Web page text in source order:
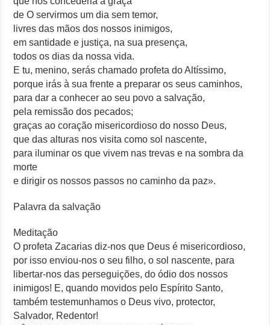
de O servirmos um dia sem temor,
livres das mãos dos nossos inimigos,
em santidade e justiça, na sua presença,
todos os dias da nossa vida.
E tu, menino, serás chamado profeta do Altíssimo,
porque irás à sua frente a preparar os seus caminhos,
para dar a conhecer ao seu povo a salvação,
pela remissão dos pecados;
graças ao coração misericordioso do nosso Deus,
que das alturas nos visita como sol nascente,
para iluminar os que vivem nas trevas e na sombra da
morte
e dirigir os nossos passos no caminho da paz».
Palavra da salvação
Meditação
O profeta Zacarias diz-nos que Deus é misericordioso,
por isso enviou-nos o seu filho, o sol nascente, para
libertar-nos das perseguições, do ódio dos nossos
inimigos! E, quando movidos pelo Espírito Santo,
também testemunhamos o Deus vivo, protector,
Salvador, Redentor!